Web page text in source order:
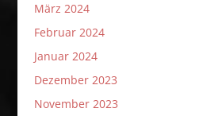
März 2024
Februar 2024
Januar 2024
Dezember 2023
November 2023